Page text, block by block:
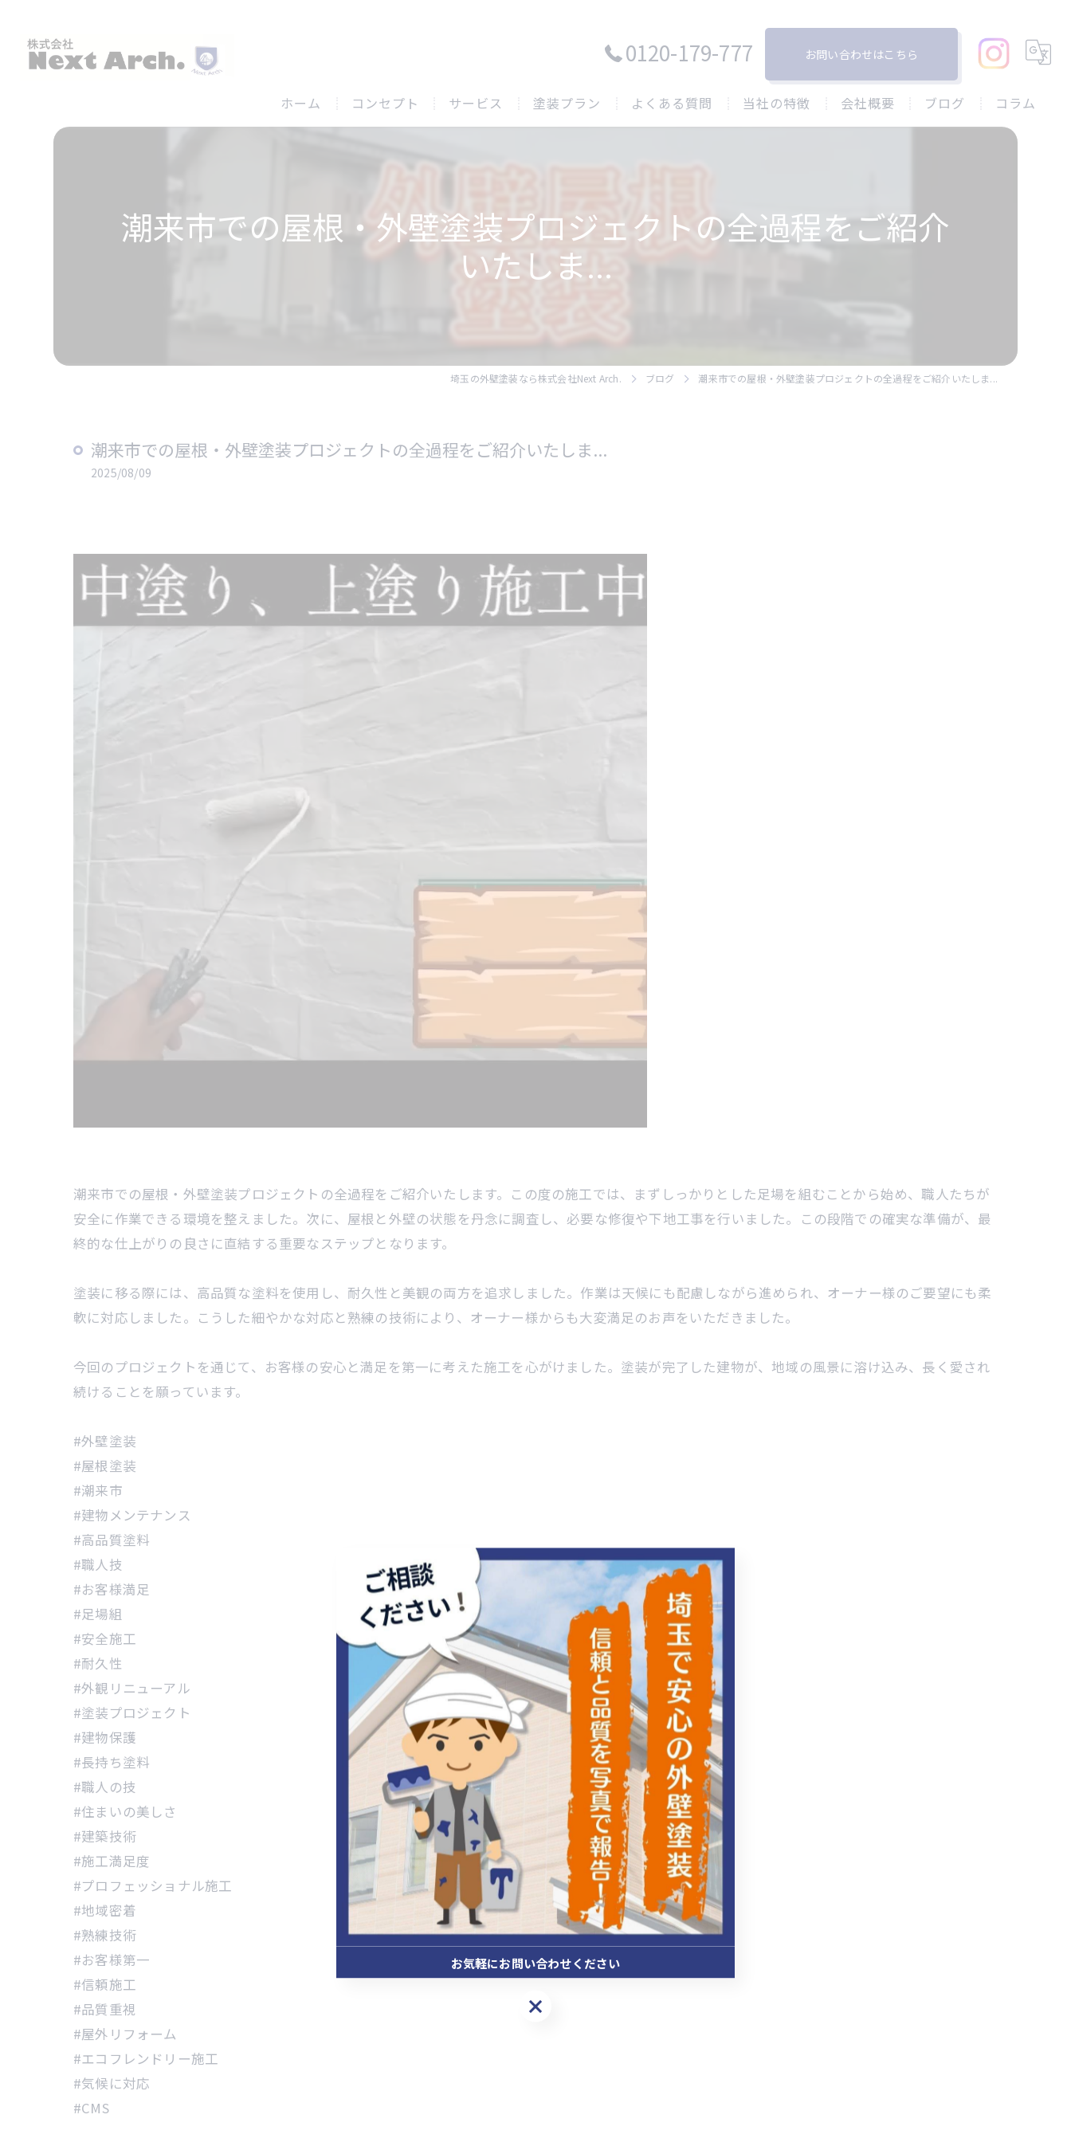
0120-179-777 お問い合わせはこちら
ホーム コンセプト サービス 塗装プラン よくある質問 当社の特徴
屋根
会社概要 ブログ コラム
潮来市での屋根・外壁塗装プロジェクトの全過程をご紹介
いたしま...
埼玉の外壁塗装なら株式会社Next Arch. ブログ 潮来市での屋根・外壁塗装プロジェクトの全過程をご紹介いたしま...
潮来市での屋根・外壁塗装プロジェクトの全過程をご紹介いたしま...
2025/08/09
潮来市での屋根・外壁塗装プロジェクトの全過程をご紹介いたします。この度の施工では、まずしっかりとした足場を組むことから始め、職人たちが
安全に作業できる環境を整えました。次に、屋根と外壁の状態を丹念に調査し、必要な修復や下地工事を行いました。この段階での確実な準備が、最
終的な仕上がりの良さに直結する重要なステップとなります。
塗装に移る際には、高品質な塗料を使用し、耐久性と美観の両方を追求しました。作業は天候にも配慮しながら進められ、オーナー様のご要望にも柔
軟に対応しました。こうした細やかな対応と熟練の技術により、オーナー様からも大変満足のお声をいただきました。
今回のプロジェクトを通じて、お客様の安心と満足を第一に考えた施工を心がけました。塗装が完了した建物が、地域の風景に溶け込み、長く愛され
続けることを願っています。
#外壁塗装
#屋根塗装
#潮来市
#建物メンテナンス
#高品質塗料
#職人技
#お客様満足
#足場組
#安全施工
#耐久性
#外観リニューアル
#塗装プロジェクト
#建物保護
#長持ち塗料
#職人の技
#住まいの美しさ
#建築技術
#施工満足度
#プロフェッショナル施工
#地域密着
#熟練技術
#お客様第一
#信頼施工
#品質重視
#屋外リフォーム
#エコフレンドリー施工
#気候に対応
#CMS
お気軽にお問い合わせください
お気軽にお問い合わせください